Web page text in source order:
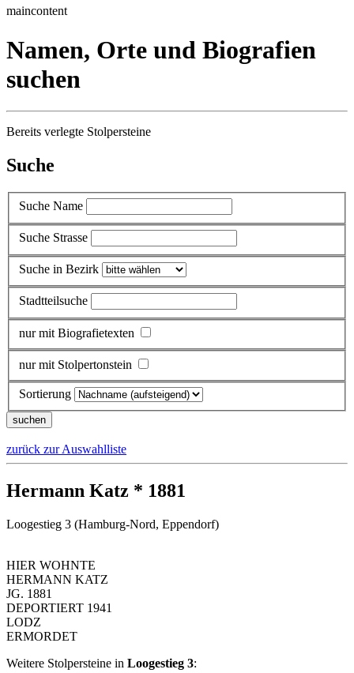
maincontent
Namen, Orte und Biografien
suchen
Bereits verlegte Stolpersteine
Suche
Suche Name
Suche Strasse
Suche in Bezirk
Stadtteilsuche
nur mit Biografietexten
nur mit Stolpertonstein
Sortierung
zurück zur Auswahlliste
Hermann Katz * 1881
Loogestieg 3 (Hamburg-Nord, Eppendorf)
HIER WOHNTE
HERMANN KATZ
JG. 1881
DEPORTIERT 1941
LODZ
ERMORDET
Weitere Stolpersteine in Loogestieg 3: